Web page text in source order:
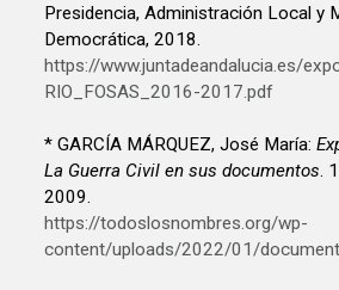
Presidencia, Administración Local y
Democrática, 2018.
https://www.juntadeandalucia.es/
RIO_FOSAS_2016-2017.pdf
* GARCÍA MÁRQUEZ, José María:
La Guerra Civil en sus documentos.
2009.
https://todoslosnombres.org/wp-
content/uploads/2022/01/